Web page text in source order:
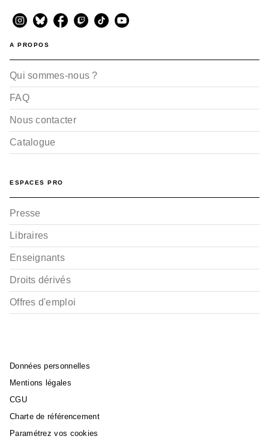
A PROPOS
Qui sommes-nous ?
FAQ
Nous contacter
Catalogue
ESPACES PRO
Presse
Libraires
Enseignants
Droits dérivés
Offres d'emploi
Données personnelles
Mentions légales
CGU
Charte de référencement
Paramétrez vos cookies